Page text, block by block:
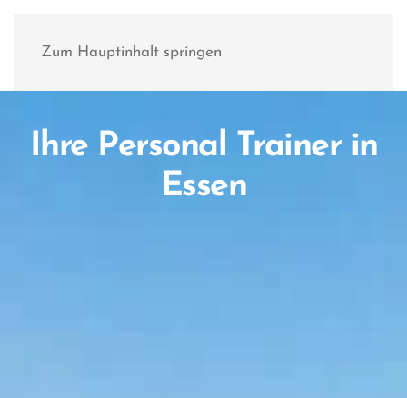
Zum Hauptinhalt springen
Ihre Personal Trainer in
Essen